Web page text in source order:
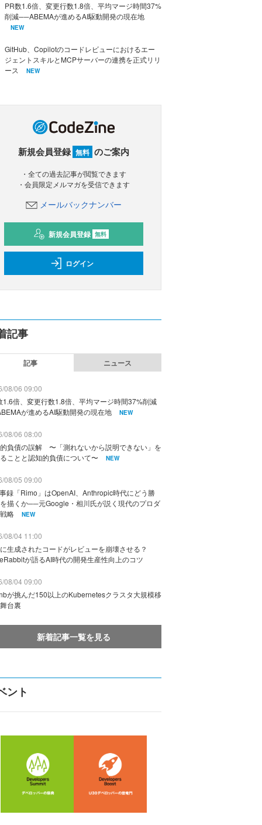
PR数1.6倍、変更行数1.8倍、平均マージ時間37%
削減──ABEMAが進めるAI駆動開発の現在地
NEW
GitHub、Copilotのコードレビューにおけるエー
ジェントスキルとMCPサーバーの連携を正式リリ
ース
NEW
新規会員登録 無料 のご案内
・全ての過去記事が閲覧できます
・会員限定メルマガを受信できます
メールバックナンバー
新規会員登録 無料
ログイン
記事
記事 ニュース
08/06 09:00
1.6倍、変更行数1.8倍、平均マージ時間37%削減
が進めるAI駆動開発の現在地
NEW
08/06 08:00
負債の誤解 〜「測れないから説明できない」を
ことと認知的負債について〜
NEW
08/05 09:00
録「Rimo」はOpenAI、Anthropic時代にどう勝
描くか──元Google・相川氏が説く現代のプロダ
略
NEW
08/04 11:00
生成されたコードがレビューを崩壊させる？
が語るAI時代の開発生産性向上のコツ
08/04 09:00
が挑んだ150以上のKubernetesクラスタ大規模移
台裏
新着記事一覧を見る
ント